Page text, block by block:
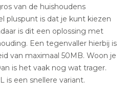
van de huishoudens
pluspunt is dat je kunt kiezen
is dit een oplossing met
Een tegenvaller hierbij is
van maximaal 50MB. Woon je
is het vaak nog wat trager.
is een snellere variant.